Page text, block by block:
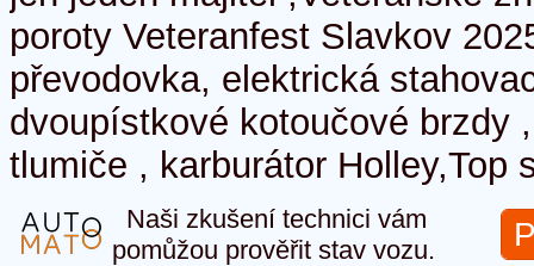
poroty Veteranfest Slavkov
převodovka, elektrická
dvoupístkové kotoučové brzdy
tlumiče , karburátor Holley,Top
Naši zkušení technici vám
pomůžou prověřit stav vozu.